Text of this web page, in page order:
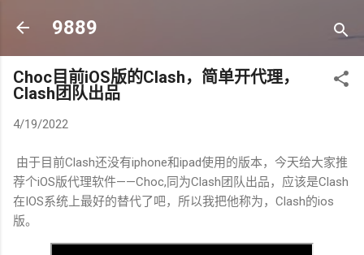
9889
Choc目前iOS版的Clash，简单开代理，
Clash团队出品
4/19/2022
由于目前Clash还没有iphone和ipad使用的版本，今天给大家推
荐个iOS版代理软件——Choc,同为Clash团队出品，应该是Clash
在IOS系统上最好的替代了吧，所以我把他称为，Clash的ios
版。